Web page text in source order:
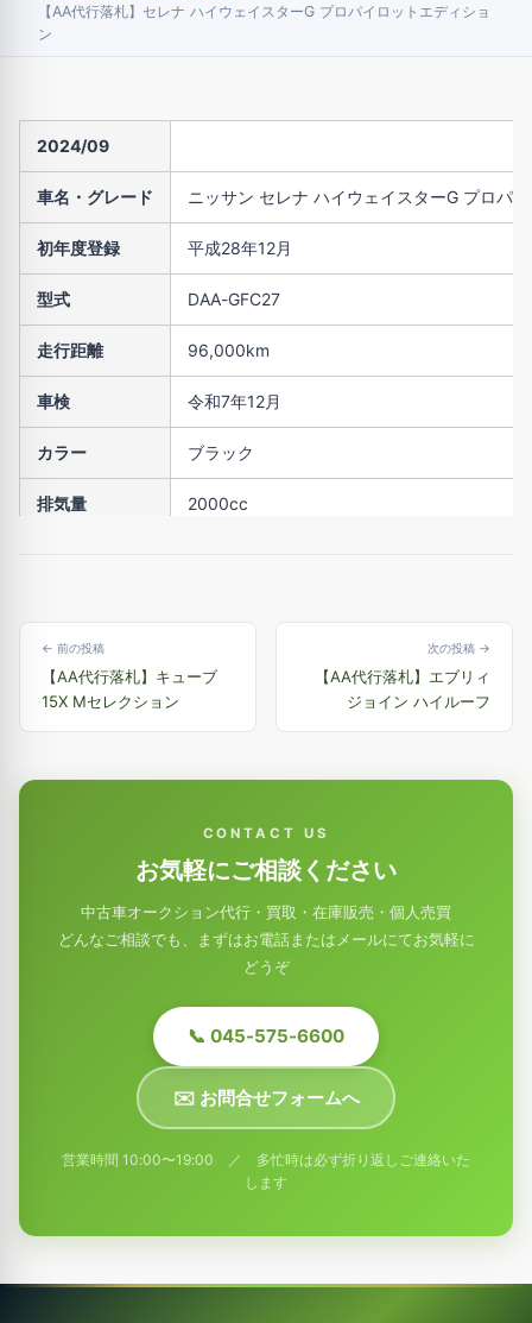
【AA代行落札】セレナ ハイウェイスターG プロパイロットエディショ
ン
2024/09
車名・グレード ニッサン セレナ ハイウェイスターG プロパ
初年度登録 平成28年12月
型式 DAA-GFC27
走行距離 96,000km
車検 令和7年12月
カラー ブラック
排気量 2000cc
← 前の投稿
【AA代行落札】キューブ
15X Mセレクション
次の投稿 →
【AA代行落札】エブリィ
ジョイン ハイルーフ
CONTACT US
お気軽にご相談ください
中古車オークション代行・買取・在庫販売・個人売買
どんなご相談でも、まずはお電話またはメールにてお気軽に
どうぞ
📞 045-575-6600
✉️ お問合せフォームへ
営業時間 10:00〜19:00 ／ 多忙時は必ず折り返しご連絡いた
します